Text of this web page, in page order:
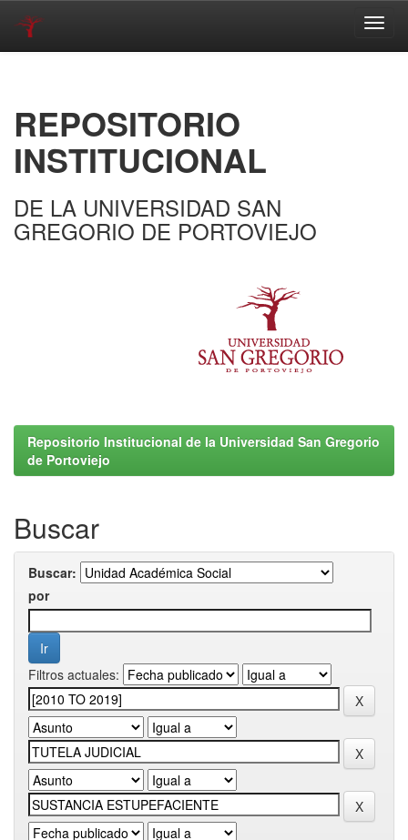
REPOSITORIO
INSTITUCIONAL
DE LA UNIVERSIDAD SAN
GREGORIO DE PORTOVIEJO
Repositorio Institucional de la Universidad San Gregorio
de Portoviejo
Buscar
Buscar:
por
Filtros actuales: